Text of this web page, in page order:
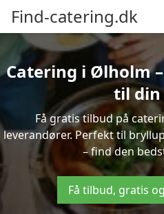
Find-catering.dk
Catering i Ølholm
til din
Få gratis tilbud på
leverandører. Perfekt til
– find den
Få tilbud, gratis